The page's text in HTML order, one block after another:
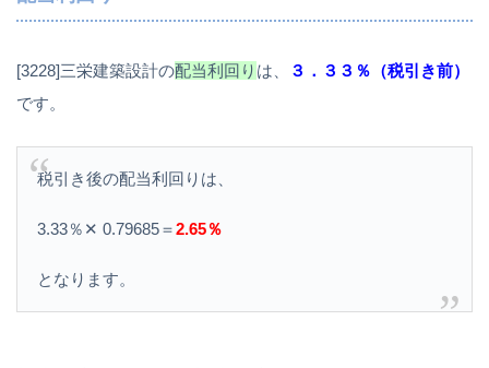
[3228]三栄建築設計の配当利回り は、
３．３３％（税引き前）
です。
税引き後の配当利回りは、
3.33％✕ 0.79685＝2.65％
となります。